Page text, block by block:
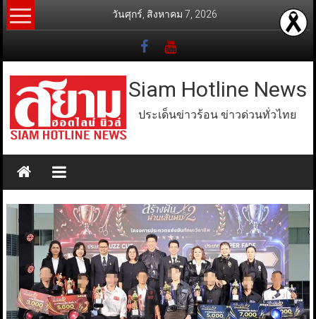
Skip
to
วันศุกร์, สิงหาคม 7, 2026
Siam Hotline News
ประเด็นข่าวร้อน ข่าวด่วนทั่วไทย